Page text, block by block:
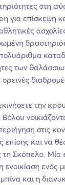
στη
για επίσκεψη
των
την
στις
επίσης και να
Σκόπελο. Μία
ενοικίαση ενός
και η